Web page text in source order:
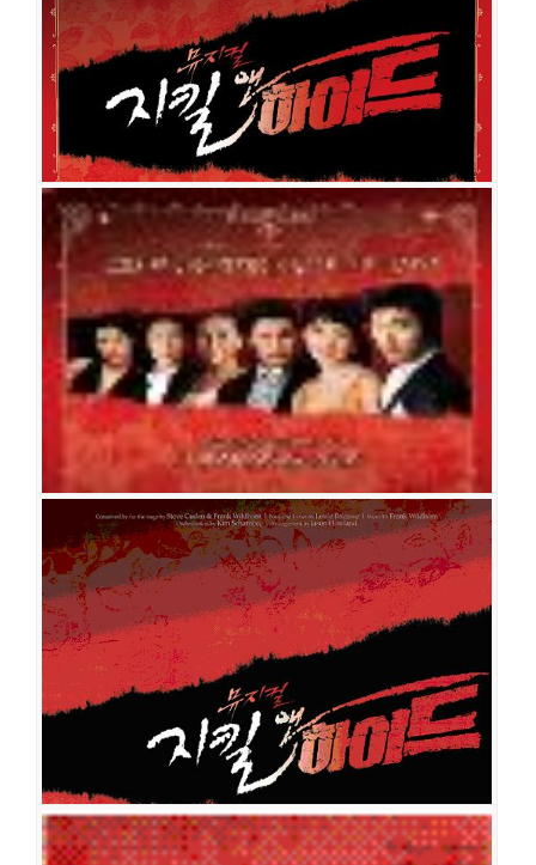
출연진
윤영석 양준모 정명은선민 이석
범김태문 정현철김기순김승환이지혜
지킬 앤 하이드
공연일시
2010-11-30 ~ 2011-08-28
공연장
샤롯데씨어터
출연진
조승우 류정한 홍광호 김준현김선영소냐김소현 조정은
봉환이희정김선동강상범 김태문정현철 홍미옥이용진염혜정조현태
이경두 박유덕 이나영 손진오박종원윤민우 김이삭 김보경 정성진김수
박선정 김우형선민최현주정단영김정미황호정이용규
지킬 앤 하이드
공연일시
2008-11-14 ~ 2009-02-22
공연장
LG아트센터
출연진
류정한 김우형 홍광호 김선영소냐김수정
류창우 이서환 강상범 박인배 문태유황세준
문상현
조성윤최세용최현덕 이호정최고운 최혜림선영김여진고효진
지킬 앤 하이드
공연일시
2006-06-24 ~ 2006-08-15
공연장
국립극장 해오름극장
출연진
조승우 류정한 김우형이혜경정명은정선아소냐김봉환최